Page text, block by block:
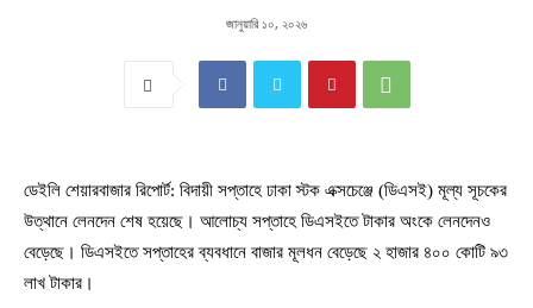
জানুয়ারি ১০, ২০২৬
ডেইলি শেয়ারবাজার রিপোর্ট: বিদায়ী সপ্তাহে ঢাকা স্টক এক্সচেঞ্জে (ডিএসই) মূল্য সূচকের
উত্থানে লেনদেন শেষ হয়েছে। আলোচ্য সপ্তাহে ডিএসইতে টাকার অংকে লেনদেনও
বেড়েছে। ডিএসইতে সপ্তাহের ব্যবধানে বাজার মূলধন বেড়েছে ২ হাজার ৪০০ কোটি ৯৩
লাখ টাকার।